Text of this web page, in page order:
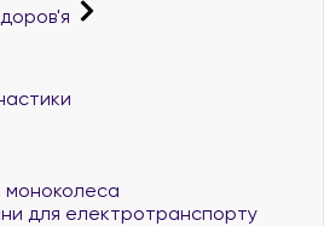
моноколеса
для електротранспорту